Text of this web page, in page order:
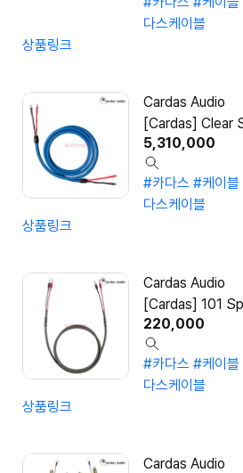
다스케이블
상품링크
Cardas Audio
[Cardas] Clear
5,310,000
#카다스 #케이블
다스케이블
상품링크
Cardas Audio
[Cardas] 101
220,000
#카다스 #케이블
다스케이블
상품링크
Cardas Audio